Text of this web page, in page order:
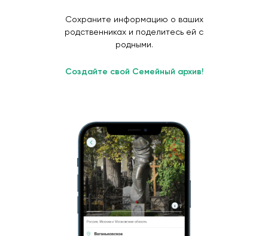
Сохраните информацию о ваших
родственниках и поделитесь ей с
родными.
Создайте свой Семейный архив!